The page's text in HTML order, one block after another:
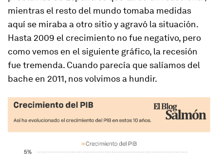
mientras el resto del mundo tomaba medidas
aquí se miraba a otro sitio y agravó la situación.
Hasta 2009 el crecimiento no fue negativo, pero
como vemos en el siguiente gráfico, la recesión
fue tremenda. Cuando parecía que salíamos del
bache en 2011, nos volvimos a hundir.